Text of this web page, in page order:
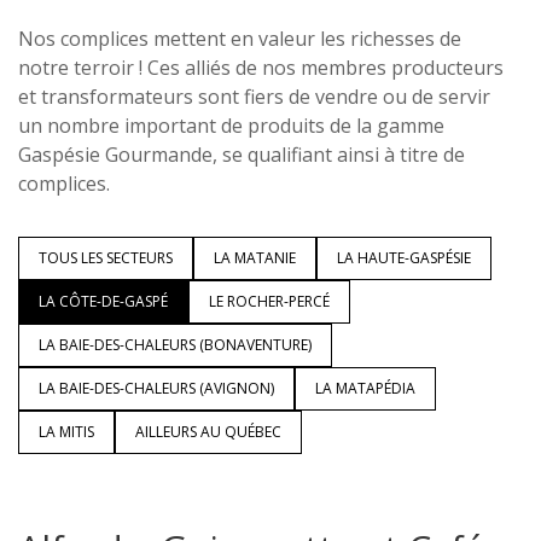
Nos complices mettent en valeur les richesses de
notre terroir ! Ces alliés de nos membres producteurs
et transformateurs sont fiers de vendre ou de servir
un nombre important de produits de la gamme
Gaspésie Gourmande, se qualifiant ainsi à titre de
complices.
TOUS LES SECTEURS LA MATANIE LA HAUTE-GASPÉSIE
LA CÔTE-DE-GASPÉ LE ROCHER-PERCÉ
LA BAIE-DES-CHALEURS (BONAVENTURE)
LA BAIE-DES-CHALEURS (AVIGNON) LA MATAPÉDIA
LA MITIS AILLEURS AU QUÉBEC